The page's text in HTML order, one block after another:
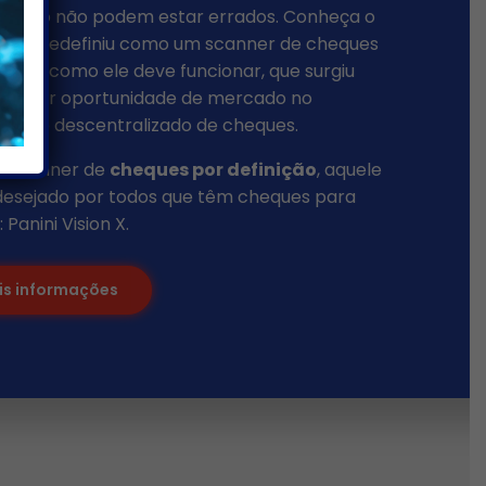
não podem estar errados. Conheça o
redefiniu como um scanner de cheques
e como ele deve funcionar, que surgiu
maior oportunidade de mercado no
descentralizado de cheques.
scanner de cheques por definição, aquele
por todos que têm cheques para
Vision X.
informações